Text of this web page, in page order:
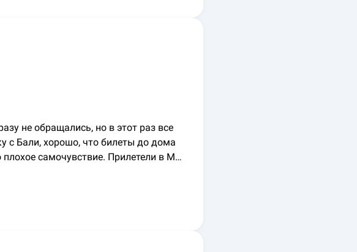
не обращались, но в этот раз все
с Бали, хорошо, что билеты до дома
самочувствие. Прилетели в М…